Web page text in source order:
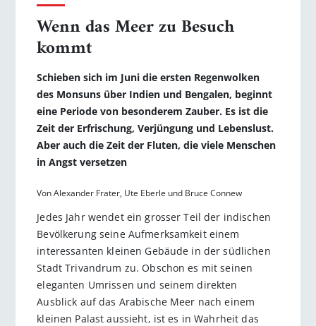
Wenn das Meer zu Besuch
kommt
Schieben sich im Juni die ersten Regenwolken
des Monsuns über Indien und Bengalen, beginnt
eine Periode von besonderem Zauber. Es ist die
Zeit der Erfrischung, Verjüngung und Lebenslust.
Aber auch die Zeit der Fluten, die viele Menschen
in Angst versetzen
Von Alexander Frater, Ute Eberle und Bruce Connew
Jedes Jahr wendet ein grosser Teil der indischen
Bevölkerung seine Aufmerksamkeit einem
interessanten kleinen Gebäude in der südlichen
Stadt Trivandrum zu. Obschon es mit seinen
eleganten Umrissen und seinem direkten
Ausblick auf das Arabische Meer nach einem
kleinen Palast aussieht, ist es in Wahrheit das